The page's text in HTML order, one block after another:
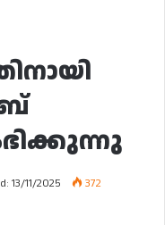
13/11/2025
372